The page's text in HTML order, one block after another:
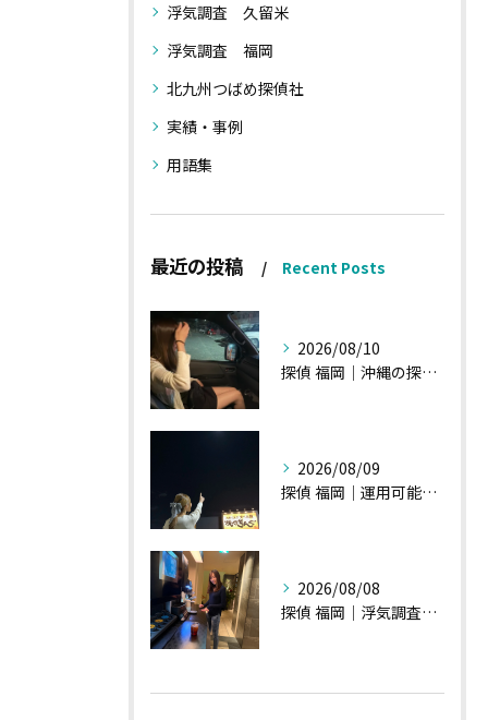
浮気調査 久留米
浮気調査 福岡
北九州つばめ探偵社
実績・事例
用語集
最近の投稿 Recent Posts
2026/08/10
探偵 福岡｜沖縄の探偵会社様のご投稿です
2026/08/09
探偵 福岡｜運用可能な報告書②
2026/08/08
探偵 福岡｜浮気調査、諸状況、そして雑談へ